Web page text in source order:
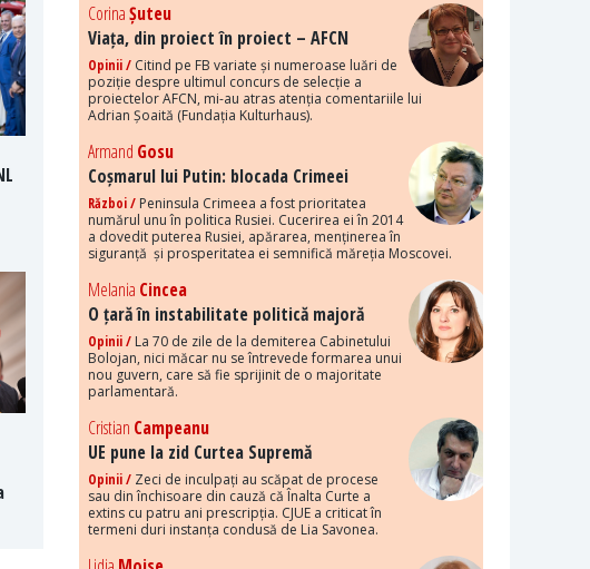
CorinaȘuteu
Viața, din proiect în proiect – AFCN
Opinii / Citind pe FB variate și numeroase luări de
poziție despre ultimul concurs de selecție a
proiectelor AFCN, mi-au atras atenția comentariile lui
Adrian Șoaită (Fundația Kulturhaus).
Armand Gosu
Coșmarul lui Putin: blocada Crimeei
Război / Peninsula Crimeea a fost prioritatea
numărul unu în politica Rusiei. Cucerirea ei în 2014
a dovedit puterea Rusiei, apărarea, menținerea în
siguranță și prosperitatea ei semnifică măreția Moscovei.
Melania Cincea
O țară în instabilitate politică majoră
Opinii / La 70 de zile de la demiterea Cabinetului
Bolojan, nici măcar nu se întrevede formarea unui
nou guvern, care să fie sprijinit de o majoritate
parlamentară.
Cristian Campeanu
UE pune la zid Curtea Supremă
Opinii / Zeci de inculpați au scăpat de procese
sau din închisoare din cauză că Înalta Curte a
extins cu patru ani prescripția. CJUE a criticat în
termeni duri instanța condusă de Lia Savonea.